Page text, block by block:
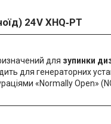
24V XHQ‑PT
для зупинки
для генераторних
«Normally Open»